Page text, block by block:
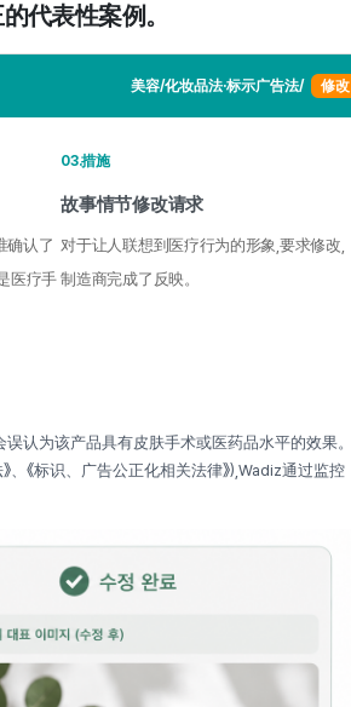
代表性案例。
美容/化妆品法·标示广告法/ 修改
确认了
医疗手
03.措施
故事情节修改请求
对于让人联想到医疗行为的形象,要求修改,
制造商完成了反映。
认为该产品具有皮肤手术或医药品水平的效果。
《标识、广告公正化相关法律》),Wadiz通过监控